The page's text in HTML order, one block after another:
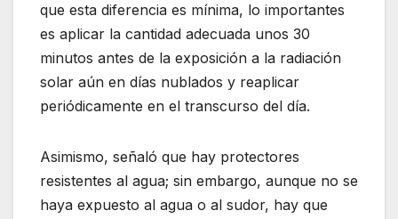
que esta diferencia es mínima, lo importantes
es aplicar la cantidad adecuada unos 30
minutos antes de la exposición a la radiación
solar aún en días nublados y reaplicar
periódicamente en el transcurso del día.
Asimismo, señaló que hay protectores
resistentes al agua; sin embargo, aunque no se
haya expuesto al agua o al sudor, hay que